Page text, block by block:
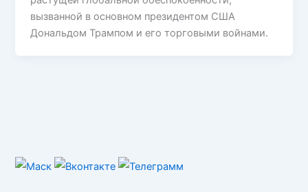
вызванной в основном президентом США
Дональдом Трампом и его торговыми войнами.